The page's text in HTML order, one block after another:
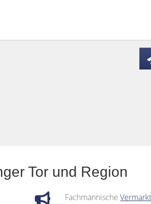
Tor und Region
Fachmännische